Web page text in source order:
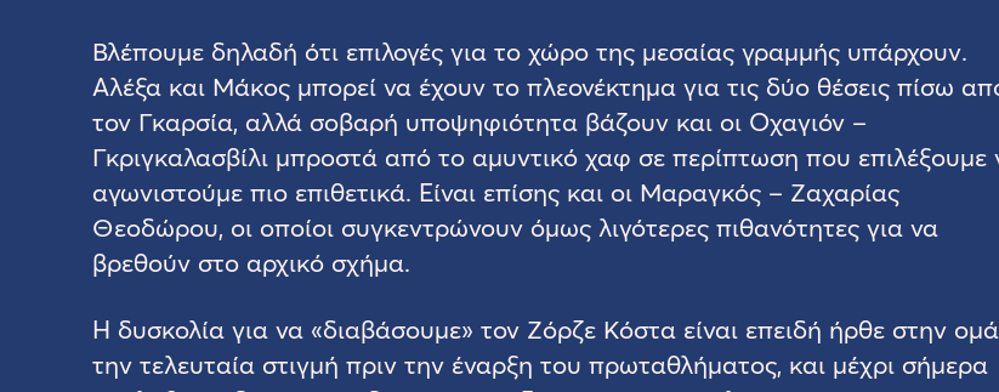
Βλέπουμε δηλαδή ότι επιλογές για το χώρο της μεσαίας γραμμής υπάρχουν.
Αλέξα και Μάκος μπορεί να έχουν το πλεονέκτημα για τις δύο θέσεις πίσω
τον Γκαρσία, αλλά σοβαρή υποψηφιότητα βάζουν και οι Οχαγιόν –
Γκριγκαλασβίλι μπροστά από το αμυντικό χαφ σε περίπτωση που επιλέξουμε
αγωνιστούμε πιο επιθετικά. Είναι επίσης και οι Μαραγκός – Ζαχαρίας
Θεοδώρου, οι οποίοι συγκεντρώνουν όμως λιγότερες πιθανότητες για να
βρεθούν στο αρχικό σχήμα.
Η δυσκολία για να «διαβάσουμε» τον Ζόρζε Κόστα είναι επειδή ήρθε στην
την τελευταία στιγμή πριν την έναρξη του πρωταθλήματος, και μέχρι σήμερα